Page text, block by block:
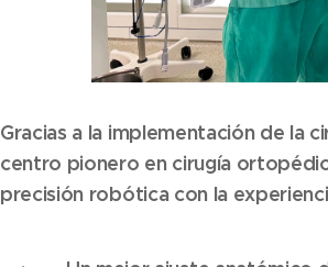
Gracias a la implementación de la
centro pionero en cirugía
precisión robótica con la